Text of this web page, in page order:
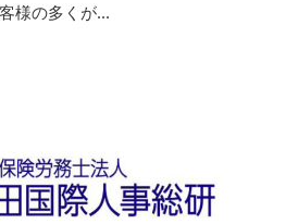
様の多くが...